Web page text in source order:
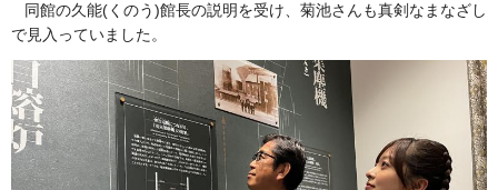
同館の久能(くのう)館長の説明を受け、菊池さんも真剣なまなざし
で見入っていました。